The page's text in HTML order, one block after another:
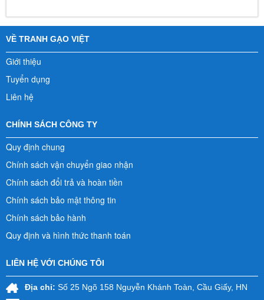
VỀ TRANH GẠO VIỆT
Giới thiệu
Tuyển dụng
Liên hệ
CHÍNH SÁCH CÔNG TY
Quy định chung
Chính sách vận chuyển giao nhận
Chính sách đổi trả và hoàn tiền
Chính sách bảo mật thông tin
Chính sách bảo hành
Quy định và hình thức thanh toán
LIÊN HỆ VỚI CHÚNG TÔI
Địa chỉ: Số 25 Ngõ 158 Nguyễn Khánh Toàn, Cầu Giấy, HN